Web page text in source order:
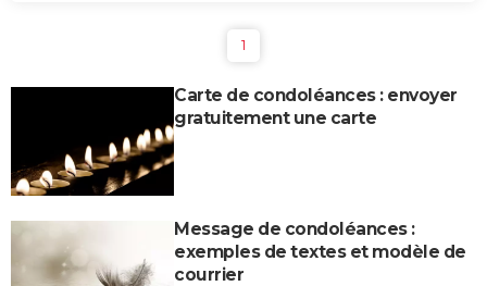
1
Carte de condoléances : envoyer
gratuitement une carte
Message de condoléances :
exemples de textes et modèle de
courrier